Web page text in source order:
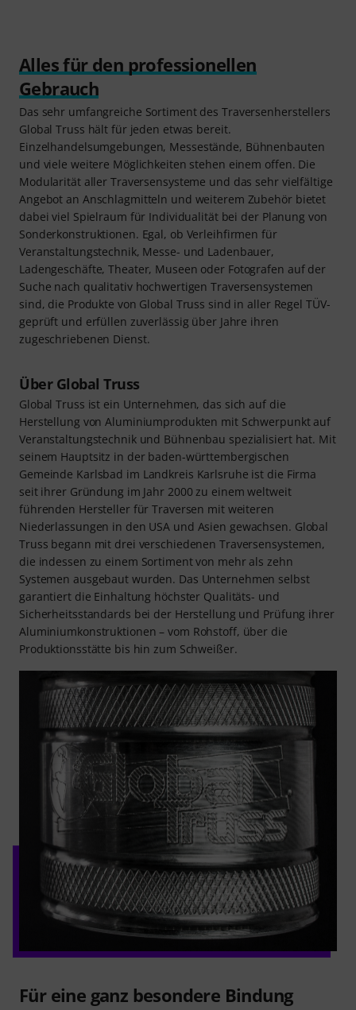
Alles für den professionellen
Gebrauch
Das sehr umfangreiche Sortiment des Traversenherstellers
Global Truss hält für jeden etwas bereit.
Einzelhandelsumgebungen, Messestände, Bühnenbauten
und viele weitere Möglichkeiten stehen einem offen. Die
Modularität aller Traversensysteme und das sehr vielfältige
Angebot an Anschlagmitteln und weiterem Zubehör bietet
dabei viel Spielraum für Individualität bei der Planung von
Sonderkonstruktionen. Egal, ob Verleihfirmen für
Veranstaltungstechnik, Messe- und Ladenbauer,
Ladengeschäfte, Theater, Museen oder Fotografen auf der
Suche nach qualitativ hochwertigen Traversensystemen
sind, die Produkte von Global Truss sind in aller Regel TÜV-
geprüft und erfüllen zuverlässig über Jahre ihren
zugeschriebenen Dienst.
Über Global Truss
Global Truss ist ein Unternehmen, das sich auf die
Herstellung von Aluminiumprodukten mit Schwerpunkt auf
Veranstaltungstechnik und Bühnenbau spezialisiert hat. Mit
seinem Hauptsitz in der baden-württembergischen
Gemeinde Karlsbad im Landkreis Karlsruhe ist die Firma
seit ihrer Gründung im Jahr 2000 zu einem weltweit
führenden Hersteller für Traversen mit weiteren
Niederlassungen in den USA und Asien gewachsen. Global
Truss begann mit drei verschiedenen Traversensystemen,
die indessen zu einem Sortiment von mehr als zehn
Systemen ausgebaut wurden. Das Unternehmen selbst
garantiert die Einhaltung höchster Qualitäts- und
Sicherheitsstandards bei der Herstellung und Prüfung ihrer
Aluminiumkonstruktionen – vom Rohstoff, über die
Produktionsstätte bis hin zum Schweißer.
Für eine ganz besondere Bindung